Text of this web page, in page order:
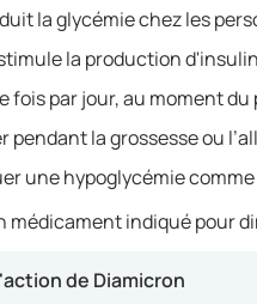
la glycémie chez les
la production
fois par jour, au moment
pendant la grossesse ou
une hypoglycémie
médicament indiqué pour
de Diamicron